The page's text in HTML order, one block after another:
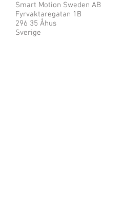
Smart Motion Sweden AB
Fyrvaktaregatan 1B
296 35 Åhus
Sverige